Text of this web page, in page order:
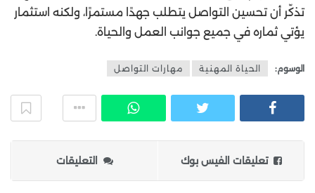
تذكّر أن تحسين التواصل يتطلب جهدًا مستمرًا، ولكنه استثمار
يؤتي ثماره في جميع جوانب العمل والحياة.
الوسوم: الحياة المهنية مهارات التواصل
تعليقات الفيس بوك التعليقات